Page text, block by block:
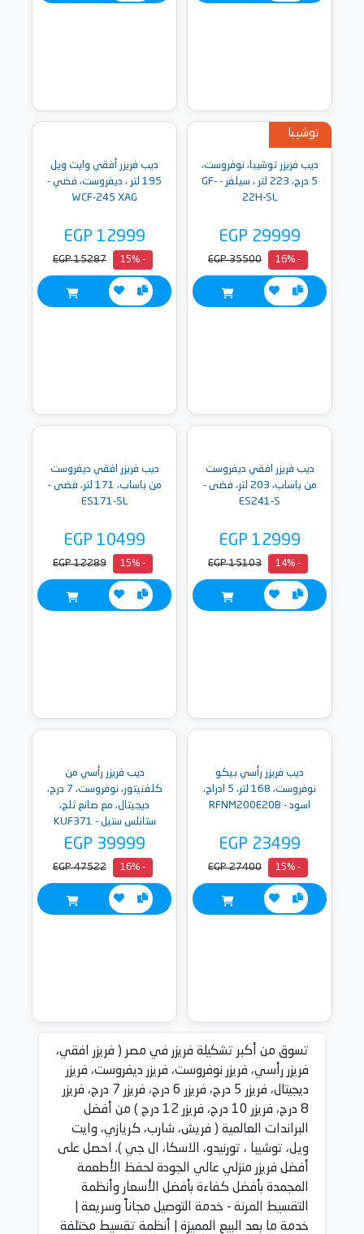
توشيبا
ديب فريزر توشيبا، نوفروست،
5 درج، 223 لتر ، سيلفر - GF-
22H-SL
EGP 29999
- 16%
EGP 35500
ديب فريزر أفقي وايت ويل
195 لتر ، ديفروست، فضي -
WCF-245 XAG
EGP 12999
- 15%
EGP 15287
ديب فريزر افقي ديفروست
من باساب، 203 لتر، فضى -
ES241-S
EGP 12999
- 14%
EGP 15103
ديب فريزر افقي ديفروست
من باساب، 171 لتر، فضى -
ES171-SL
EGP 10499
- 15%
EGP 12289
ديب فريزر رأسي بيكو
نوفروست، 168 لتر، 5 ادراج،
اسود - RFNM200E20B
EGP 23499
- 15%
EGP 27400
ديب فريزر رأسي من
كلفنيتور، نوفروست، 7 درج،
ديجيتال، مع صانع ثلج،
ستانلس ستيل - KUF371
EGP 39999
- 16%
EGP 47522
تسوق من أكبر تشكيلة فريزر في مصر ( فريزر افقي،
فريزر رأسي، فريزر نوفروست، فريزر ديفروست، فريزر
ديجيتال، فريزر 5 درج، فريزر 6 درج، فريزر 7 درج، فريزر
8 درج، فريزر 10 درج، فريزر 12 درج ) من أفضل
البراندات العالمية ( فريش، شارب، كريازي، وايت
ويل، توشيبا ، تورنيدو، الاسكا، ال جي ). احصل على
أفضل فريزر منزلي عالي الجودة لحفظ الأطعمة
المجمدة بأفضل كفاءة بأفضل الأسعار وأنظمة
التقسيط المرنة - خدمة التوصيل مجاناً وسريعة |
خدمة ما بعد البيع المميزة | أنظمة تقسيط مختلفة